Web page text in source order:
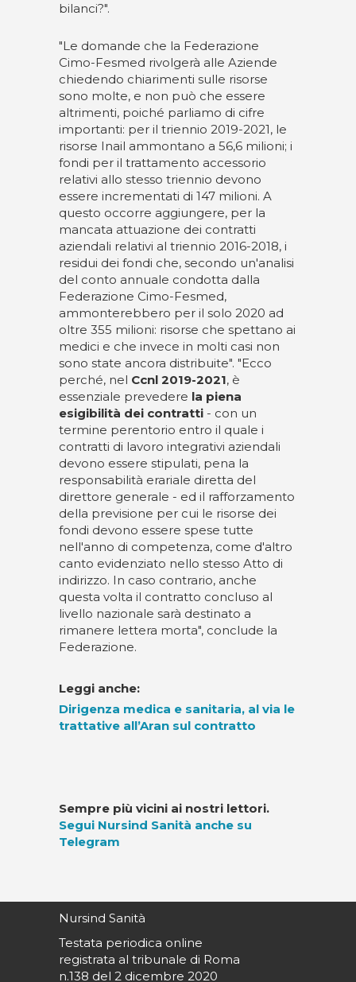
bilanci?".
"Le domande che la Federazione
Cimo-Fesmed rivolgerà alle Aziende
chiedendo chiarimenti sulle risorse
sono molte, e non può che essere
altrimenti, poiché parliamo di cifre
importanti: per il triennio 2019-2021, le
risorse Inail ammontano a 56,6 milioni; i
fondi per il trattamento accessorio
relativi allo stesso triennio devono
essere incrementati di 147 milioni. A
questo occorre aggiungere, per la
mancata attuazione dei contratti
aziendali relativi al triennio 2016-2018, i
residui dei fondi che, secondo un'analisi
del conto annuale condotta dalla
Federazione Cimo-Fesmed,
ammonterebbero per il solo 2020 ad
oltre 355 milioni: risorse che spettano ai
medici e che invece in molti casi non
sono state ancora distribuite". "Ecco
perché, nel Ccnl 2019-2021, è
essenziale prevedere la piena
esigibilità dei contratti - con un
termine perentorio entro il quale i
contratti di lavoro integrativi aziendali
devono essere stipulati, pena la
responsabilità erariale diretta del
direttore generale - ed il rafforzamento
della previsione per cui le risorse dei
fondi devono essere spese tutte
nell'anno di competenza, come d'altro
canto evidenziato nello stesso Atto di
indirizzo. In caso contrario, anche
questa volta il contratto concluso al
livello nazionale sarà destinato a
rimanere lettera morta", conclude la
Federazione.
Leggi anche:
Dirigenza medica e sanitaria, al via le
trattative all’Aran sul contratto
Sempre più vicini ai nostri lettori.
Segui Nursind Sanità anche su
Telegram
Nursind Sanità
Testata periodica online
registrata al tribunale di Roma
n.138 del 2 dicembre 2020